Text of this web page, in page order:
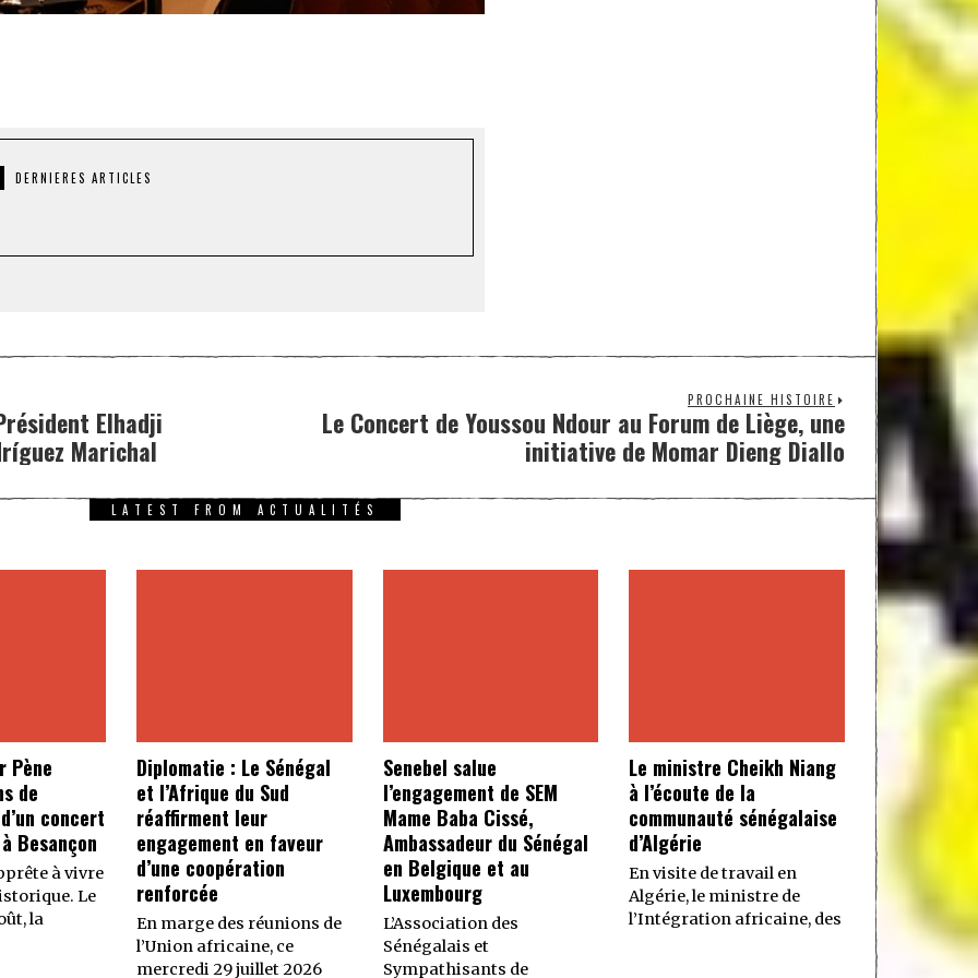
DERNIERES ARTICLES
Elhadji
Marichal
PROCHAINE HISTOIRE
Le Concert de Youssou Ndour au Forum de Liège, une
initiative de Momar Dieng Diallo
LATEST FROM ACTUALITÉS
Pène
de
concert
Besançon
à vivre
Le
la
Diplomatie : Le Sénégal
et l’Afrique du Sud
réaffirment leur
engagement en faveur
d’une coopération
renforcée
En marge des réunions de
l’Union africaine, ce
mercredi 29 juillet 2026
Senebel salue
l’engagement de SEM
Mame Baba Cissé,
Ambassadeur du Sénégal
en Belgique et au
Luxembourg
L’Association des
Sénégalais et
Sympathisants de
Le ministre Cheikh Niang
à l’écoute de la
communauté sénégalaise
d’Algérie
En visite de travail en
Algérie, le ministre de
l’Intégration africaine, des